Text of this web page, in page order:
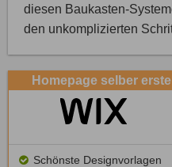
diesen Baukasten-
den unkomplizierten
Homepage selber
Schönste Designvorlagen